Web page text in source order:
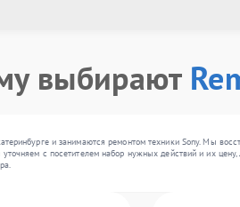
выбирают
и занимаются ремонтом техники Sony. Мы
с посетителем набор нужных действий и их